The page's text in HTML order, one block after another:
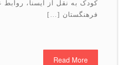
کودک به نقل از ایسنا، روابط عمومی
فرهنگستان […]
Read More